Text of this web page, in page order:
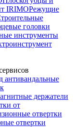
IRIMOРежущие
головки
инструменты
антивандальные
держатели
от
отвертки
отвертки